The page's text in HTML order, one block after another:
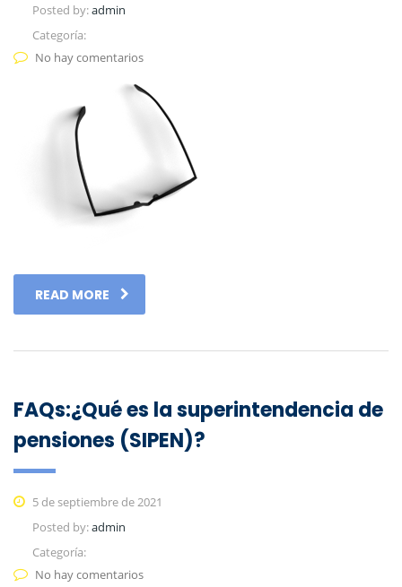
Posted by:admin
Categoría:
No hay comentarios
READ MORE
FAQs:¿Qué es la superintendencia de
pensiones (SIPEN)?
5 de septiembre de 2021
Posted by:admin
Categoría:
No hay comentarios